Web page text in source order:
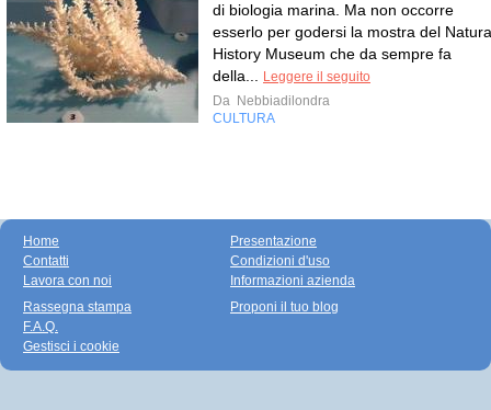
di biologia marina. Ma non occorre
esserlo per godersi la mostra del
History Museum che da sempre fa
della...
Leggere il seguito
Da Nebbiadilondra
CULTURA
Home
Contatti
Lavora con noi
Presentazione
Condizioni d'uso
Informazioni azienda
Rassegna stampa
F.A.Q.
Gestisci i cookie
Proponi il tuo blog